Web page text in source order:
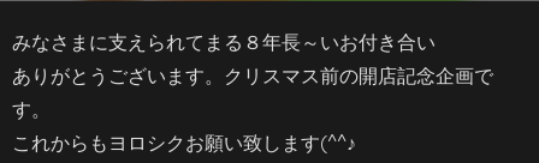
みなさまに支えられてまる８年長～いお付き合い
ありがとうございます。クリスマス前の開店記念企画で
す。
これからもヨロシクお願い致します(^^♪